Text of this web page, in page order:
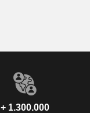
+ 1.300.000